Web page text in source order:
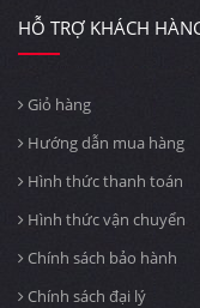
HỖ TRỢ KHÁCH
Giỏ hàng
Hướng dẫn mua hàng
Hình thức thanh toán
Hình thức vận chuyển
Chính sách bảo hành
Chính sách đại lý